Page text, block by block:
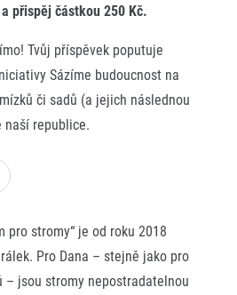
partneři
přispěj částkou 250 Kč.
Tvůj příspěvek poputuje
Sázíme budoucnost na
či sadů (a jejich následnou
naší republice.
pro stromy“ je od roku 2018
Pro Dana – stejně jako pro
– jsou stromy nepostradatelnou